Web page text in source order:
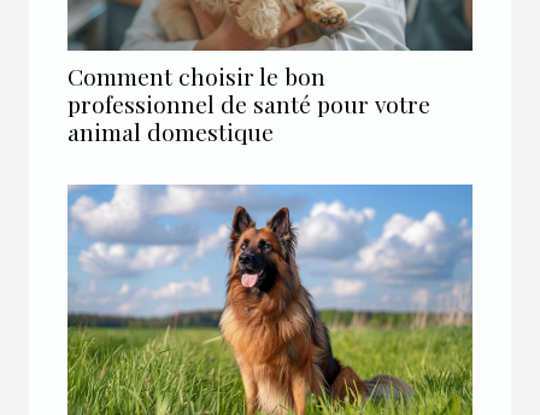
Comment choisir le bon
professionnel de santé pour votre
animal domestique